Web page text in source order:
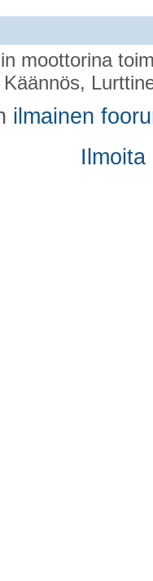
moottorina
Käännös,
ilmainen